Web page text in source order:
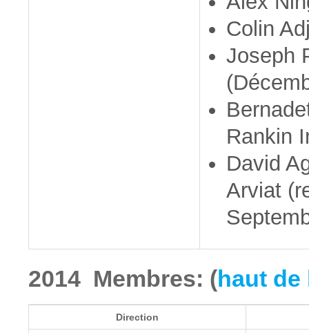
Colin
Joseph
Rankin
David
Arviat
2014 Membres: (haut de
Direction